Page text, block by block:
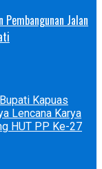
Jalan
Kapuas
Lencana Karya
HUT PP Ke-27